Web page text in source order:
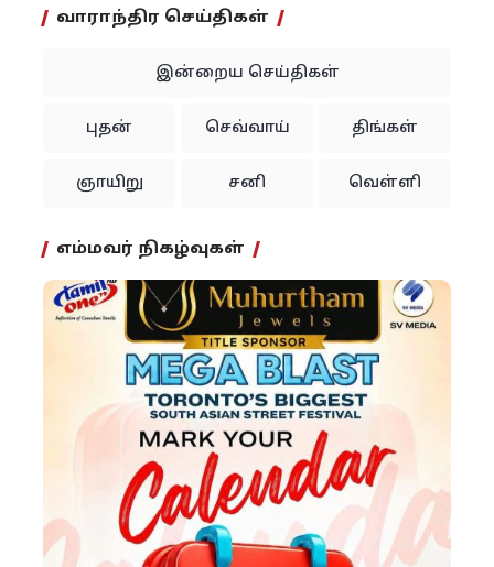
வாராந்திர செய்திகள்
இன்றைய செய்திகள்
புதன் செவ்வாய் திங்கள்
ஞாயிறு சனி வெள்ளி
எம்மவர் நிகழ்வுகள்